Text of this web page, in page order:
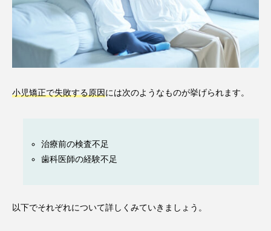
小児矯正で失敗する原因 には次のようなものが挙げられます。
治療前の検査不足
歯科医師の経験不足
以下でそれぞれについて詳しくみていきましょう。